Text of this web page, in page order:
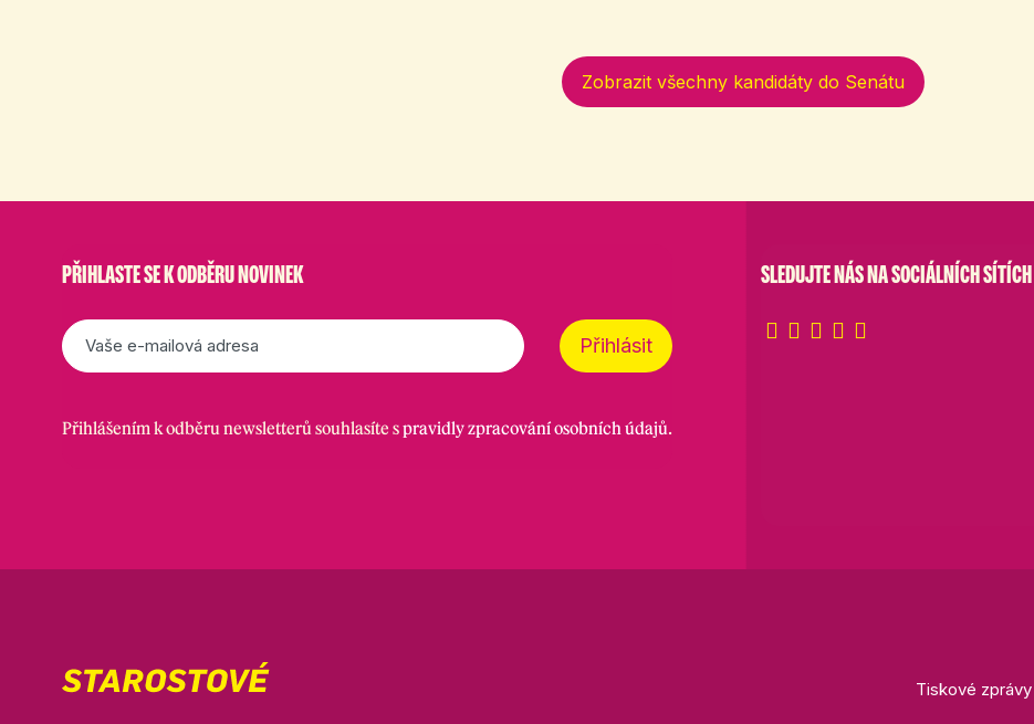
Zobrazit všechny kandidáty do Senátu
PŘIHLASTE SE K ODBĚRU NOVINEK
E-
mail
Přihlásit
Přihlášením k odběru newsletterů souhlasíte spravidly zpracování osobních údajů.
SLEDUJTE NÁS NA SOCIÁLNÍCH SÍTÍCH
Tiskové zprávy